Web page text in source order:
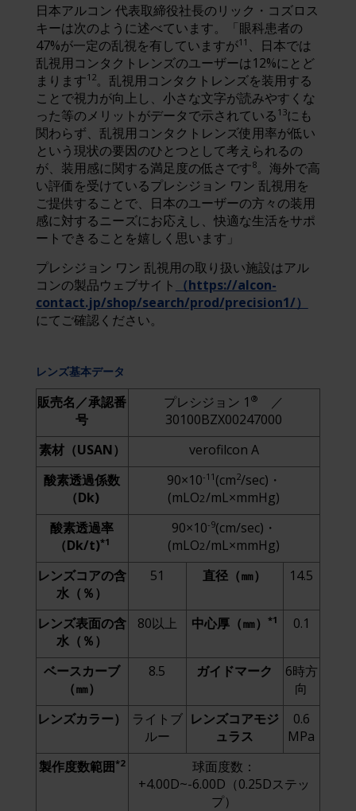
日本アルコン 代表取締役社長のリック・コズロス
キーは次のように述べています。「眼科患者の
47%が一定の乱視を有していますが11 、日本では
乱視用コンタクトレンズのユーザーは12%にとど
まります12。乱視用コンタクトレンズを装用する
ことで視力が向上し、小さな文字が読みやすくな
った等のメリットがデータで示されている 13にも
関わらず、乱視用コンタクトレンズ使用率が低い
という現状の要因のひとつとして考えられるの
が、装用感に関する満足度の低さです8。海外で高
い評価を受けているプレシジョン ワン 乱視用を
ご提供することで、日本のユーザーの方々の装用
感に対するニーズにお応えし、快適な生活をサポ
ートできることを嬉しく思います」
プレシジョン ワン 乱視用の取り扱い施設はアル
コンの製品ウェブサイト
（https://alcon-
contact.jp/shop/search/prod/precision1/）
にてご確認ください。
レンズ基本データ
販売名／承認番
号
プレシジョン 1 ®
／
30100BZX00247000
素材（USAN）
verofilcon A
酸素透過係数
（Dk)
90×10-11 (cm2/sec)・
(mLO2/mL×mmHg)
酸素透過率
（Dk/t)*1
90×10-9(cm/sec)・
(mLO2/mL×mmHg)
レンズコアの含
水（％）
51 直径（㎜） 14.5
レンズ表面の含
水（％）
80以上 中心厚（㎜）*1 0.1
ベースカーブ
（㎜）
8.5 ガイドマーク
6時方
向
レンズカラー）
ライトブ
ルー
レンズコアモジ
ュラス
0.6
MPa
製作度数範囲*2
球面度数：
+4.00D~-6.00D（0.25Dステッ
プ）